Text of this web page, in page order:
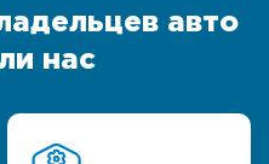
нас